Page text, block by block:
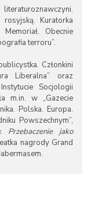
Kuratorka
Obecnie
terroru”.
Członkini
Liberalna” oraz
Socjologii
m.in. w „Gazecie
Polska. Europa.
Powszechnym”,
Przebaczenie jako
nagrody Grand